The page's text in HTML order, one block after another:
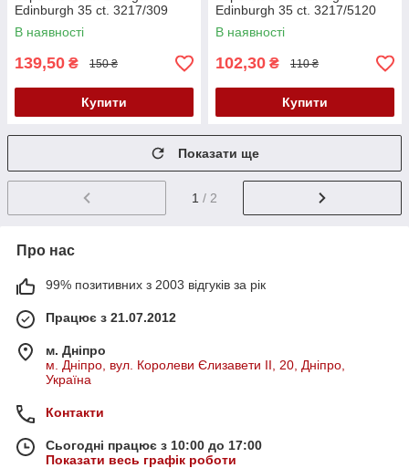
Edinburgh 35 ct. 3217/309
Light Mocha (Світлий мокко)
В наявності
139,50 ₴ 150 ₴
Купити
Edinburgh 35 ct. 3217/5120
Lavender (Блакитний)
В наявності
102,30 ₴ 110 ₴
Купити
Показати ще
1 / 2
Про нас
99% позитивних з 2003 відгуків за рік
Працює з 21.07.2012
м. Дніпро
м. Дніпро, вул. Королеви Єлизавети ІІ, 20, Дніпро,
Україна
Контакти
Сьогодні працює з 10:00 до 17:00
Показати весь графік роботи